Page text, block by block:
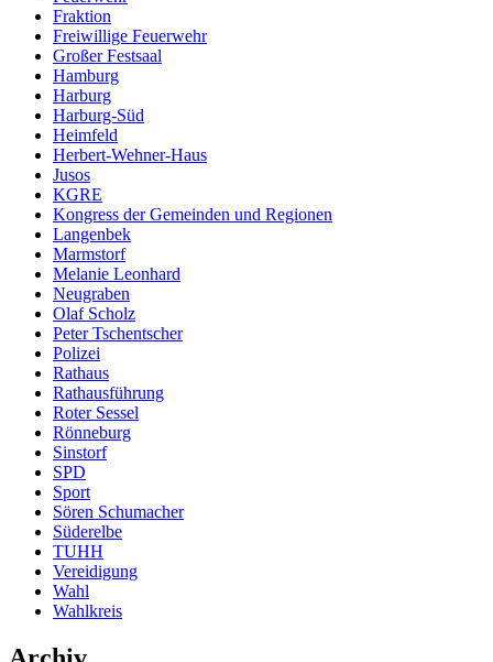
Fraktion
Freiwillige Feuerwehr
Großer Festsaal
Hamburg
Harburg
Harburg-Süd
Heimfeld
Herbert-Wehner-Haus
Jusos
KGRE
Kongress der Gemeinden und Regionen
Langenbek
Marmstorf
Melanie Leonhard
Neugraben
Olaf Scholz
Peter Tschentscher
Polizei
Rathaus
Rathausführung
Roter Sessel
Rönneburg
Sinstorf
SPD
Sport
Sören Schumacher
Süderelbe
TUHH
Vereidigung
Wahl
Wahlkreis